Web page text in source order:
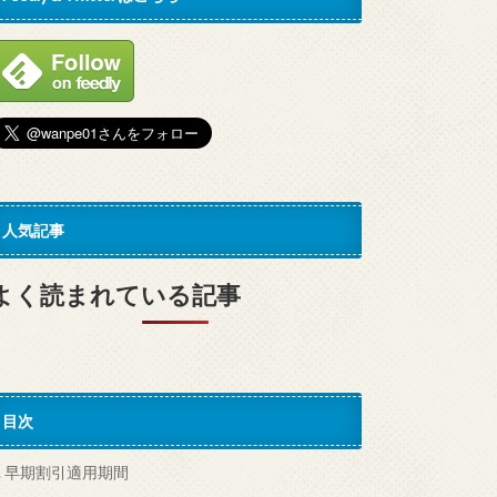
人気記事
く読まれている記事
目次
早期割引適用期間